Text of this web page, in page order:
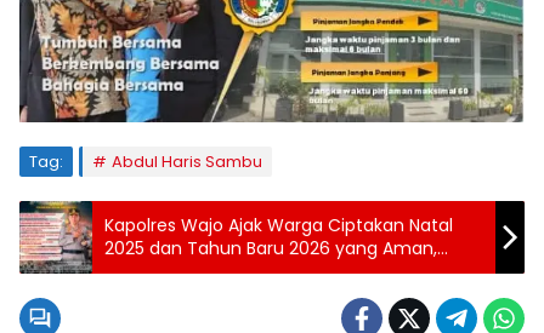
Tag: Abdul Haris Sambu
Kapolres Wajo Ajak Warga Ciptakan Natal
2025 dan Tahun Baru 2026 yang Aman,
Tertib, dan Kondusif